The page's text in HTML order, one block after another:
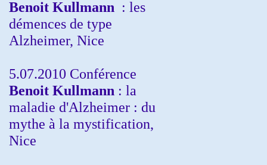
Benoit Kullmann : les
démences de type
Alzheimer, Nice
5.07.2010 Conférence
Benoit Kullmann : la
maladie d'Alzheimer : du
mythe à la mystification,
Nice